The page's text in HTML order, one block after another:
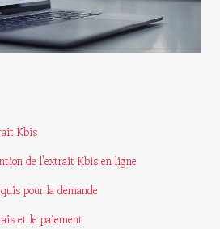
Kbis
de l'extrait Kbis en ligne
pour la demande
et le paiement